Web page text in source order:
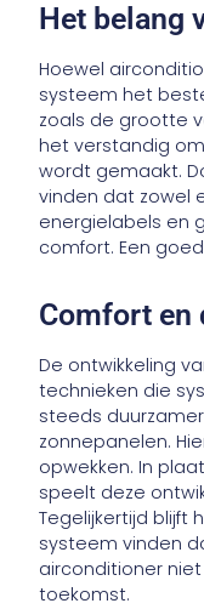
Het belang
Hoewel
systeem het
zoals de grootte
het verstandig om
wordt gemaakt.
vinden dat zowel
energielabels en
comfort. Een
Comfort en
De ontwikkeling
technieken die
steeds
zonnepanelen.
opwekken. In
speelt deze
Tegelijkertijd blijft
systeem vinden
airconditioner
toekomst.